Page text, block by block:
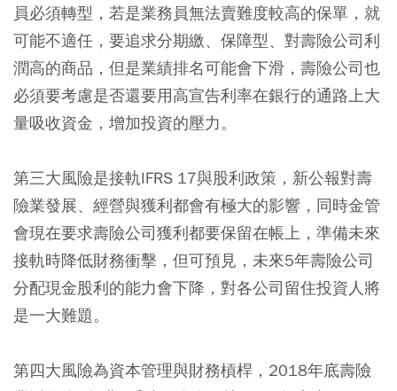
員必須轉型，若是業務員無法賣難度較高的保單，就
可能不適任，要追求分期繳、保障型、對壽險公司利
潤高的商品，但是業績排名可能會下滑，壽險公司也
必須要考慮是否還要用高宣告利率在銀行的通路上大
量吸收資金，增加投資的壓力。
第三大風險是接軌IFRS 17與股利政策，新公報對壽
險業發展、經營與獲利都會有極大的影響，同時金管
會現在要求壽險公司獲利都要保留在帳上，準備未來
接軌時降低財務衝擊，但可預見，未來5年壽險公司
分配現金股利的能力會下降，對各公司留住投資人將
是一大難題。
第四大風險為資本管理與財務槓桿，2018年底壽險